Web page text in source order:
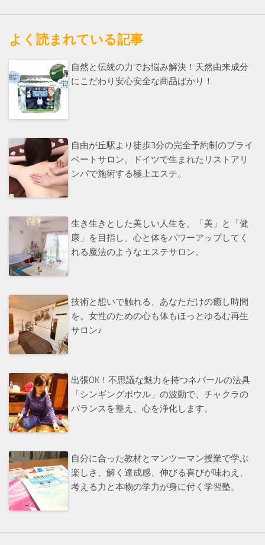
よく読まれている記事
自然と伝統の力でお悩み解決！天然由来成分
にこだわり安心安全な商品ばかり！
自由が丘駅より徒歩3分の完全予約制のプライ
ベートサロン。ドイツで生まれたリストアリ
ンパで施術する極上エステ。
生き生きとした美しい人生を。「美」と「健
康」を目指し、心と体をパワーアップしてく
れる魔法のようなエステサロン。
技術と想いで触れる、あなただけの癒し時間
を。女性のための心も体もほっとゆるむ再生
サロン♪
出張OK！不思議な魅力を持つネパールの法具
「シンギングボウル」の波動で、チャクラの
バランスを整え、心を浄化します。
自分に合った教材とマンツーマン授業で学ぶ
楽しさ、解く達成感、伸びる喜びが味わえ、
考える力と本物の学力が身に付く学習塾。